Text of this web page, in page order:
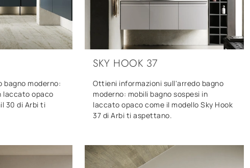
bagno moderno:
laccato opaco
30 di Arbi ti
SKY HOOK 37
Ottieni informazioni sull'arredo bagno
moderno: mobili bagno sospesi in
laccato opaco come il modello Sky Hook
37 di Arbi ti aspettano.